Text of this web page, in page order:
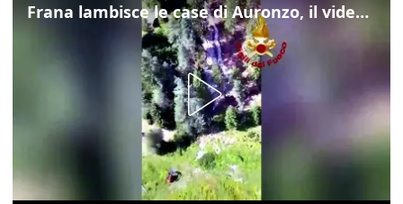
Frana lambisce le case di Auronzo, il video dall'elicottero dei vigili del fuoco